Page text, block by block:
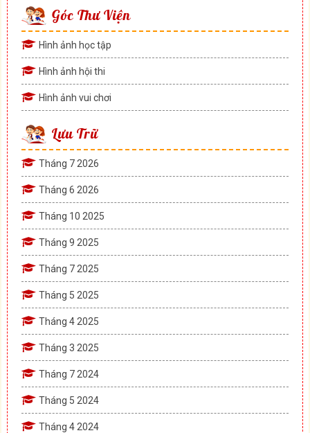
Góc Thư Viện
Hình ảnh học tập
Hình ảnh hội thi
Hình ảnh vui chơi
Lưu Trữ
Tháng 7 2026
Tháng 6 2026
Tháng 10 2025
Tháng 9 2025
Tháng 7 2025
Tháng 5 2025
Tháng 4 2025
Tháng 3 2025
Tháng 7 2024
Tháng 5 2024
Tháng 4 2024